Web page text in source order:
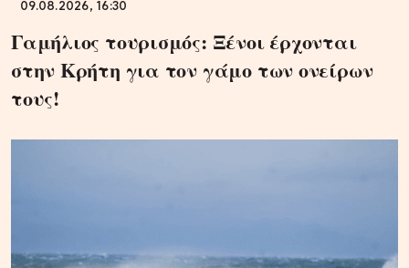
09.08.2026, 16:30
Γαμήλιος τουρισμός: Ξένοι έρχονται
στην Κρήτη για τον γάμο των ονείρων
τους!